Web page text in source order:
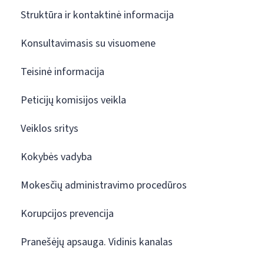
Struktūra ir kontaktinė informacija
Konsultavimasis su visuomene
Teisinė informacija
Peticijų komisijos veikla
Veiklos sritys
Kokybės vadyba
Mokesčių administravimo procedūros
Korupcijos prevencija
Pranešėjų apsauga. Vidinis kanalas